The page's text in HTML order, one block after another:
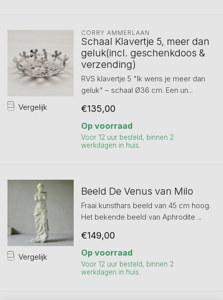
Vergelijk
CORRY AMMERLAAN
Schaal Klavertje 5, meer dan
geluk(incl. geschenkdoos &
verzending)
RVS klavertje 5 "Ik wens je meer dan
geluk" – schaal Ø36 cm. Een un...
€135,00
Op voorraad
Voor 12 uur besteld, binnen 2
werkdagen in huis.
Vergelijk
Beeld De Venus van Milo
Fraai kunsthars beeld van 45 cm hoog.
Het bekende beeld van Aphrodite ...
€149,00
Op voorraad
Voor 12 uur besteld, binnen 2
werkdagen in huis.